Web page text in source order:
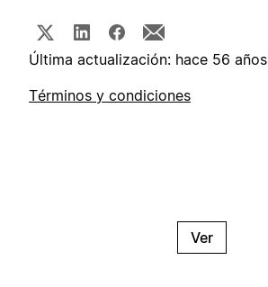
Última actualización: hace 56 años
Términos y condiciones
Ver